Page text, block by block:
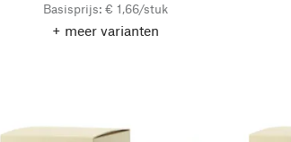
Basisprijs: € 1,66/stuk
+ meer varianten